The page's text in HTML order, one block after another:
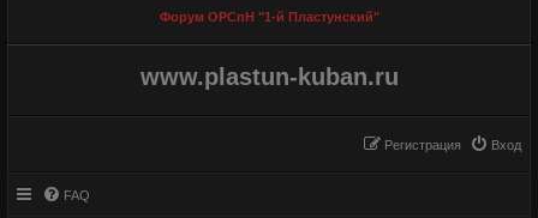
Форум ОРСпН "1-й Пластунский"
www.plastun-kuban.ru
Вход
Регистрация
FAQ